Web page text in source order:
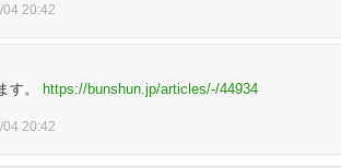
04 20:42
す。
https://bunshun.jp/articles/-/44934
04 20:42